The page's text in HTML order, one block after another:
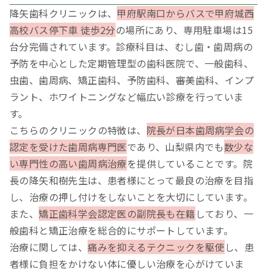
降矢歯科クリニックは、 甲府駅南口からバスで甲府城西
高校バス停下車 徒歩2分の場所にあり、専用駐車場は15
台分完備されています。診療科目は、むし歯・歯周病の
予防を中心とした定期管理型の歯科医院で、一般歯科、
虫歯、歯周病、矯正歯科、予防歯科、審美歯科、インプ
ラント、ホワイトニングなど幅広い診療を行っていま
す。
こちらのクリニックの特徴は、 院長が日本歯周病学会の
認定を受けた歯周病専門医であり、山梨県内でも数少な
い専門性の高い歯周病治療を提供していることです。院
長の降矢和樹先生は、患者様にとって最良の治療を目指
し、治療の押し付けをしないことを大切にしています。
また、矯正歯科学会認定医の副院長も在籍 しており、一
般歯科と矯正治療を総合的にサポートしています。
治療に関しては、痛みを抑えるテクニックを駆使 し、患
者様に負担をかけない体に優しい治療を心がけていま